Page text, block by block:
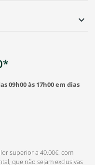
09h00 às 17h00 em dias

superior a 49,00€, com
que não sejam exclusivas